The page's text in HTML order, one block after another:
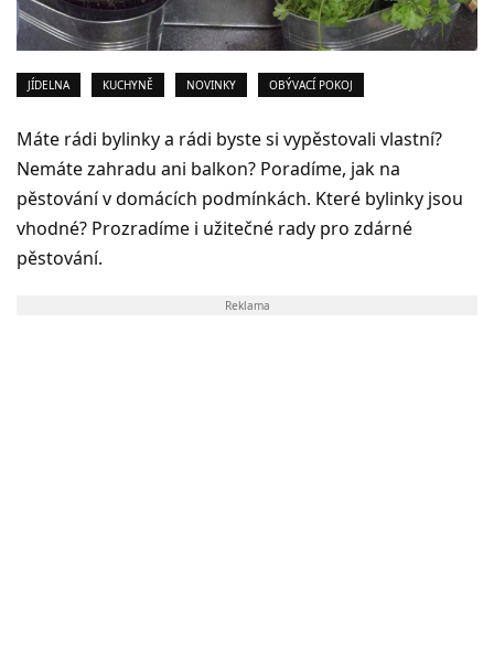
JÍDELNA KUCHYNĚ NOVINKY OBÝVACÍ POKOJ
Máte rádi bylinky a rádi byste si vypěstovali vlastní?
Nemáte zahradu ani balkon? Poradíme, jak na
pěstování v domácích podmínkách. Které bylinky jsou
vhodné? Prozradíme i užitečné rady pro zdárné
pěstování.
Reklama